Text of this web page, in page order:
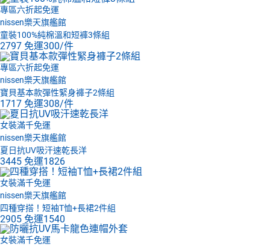
專區六折起免運
nissen樂天旗艦館
童裝100%純棉溫和短褲3條組
2797 免運300/件
專區六折起免運
nissen樂天旗艦館
寶貝基本款彈性緊身褲子2條組
1717 免運308/件
女裝滿千免運
nissen樂天旗艦館
夏日抗UV吸汗速乾長洋
3445 免運1826
女裝滿千免運
nissen樂天旗艦館
四種穿搭！短袖T恤+長裙2件組
2905 免運1540
女裝滿千免運